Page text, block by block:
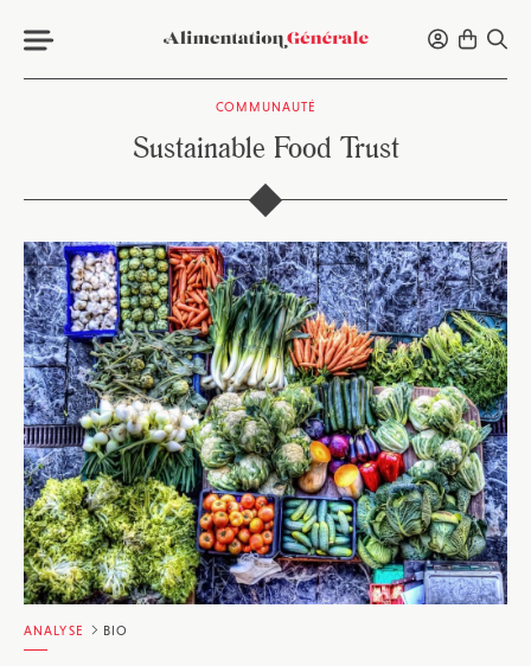
COMMUNAUTÉ
Sustainable Food Trust
ANALYSE BIO